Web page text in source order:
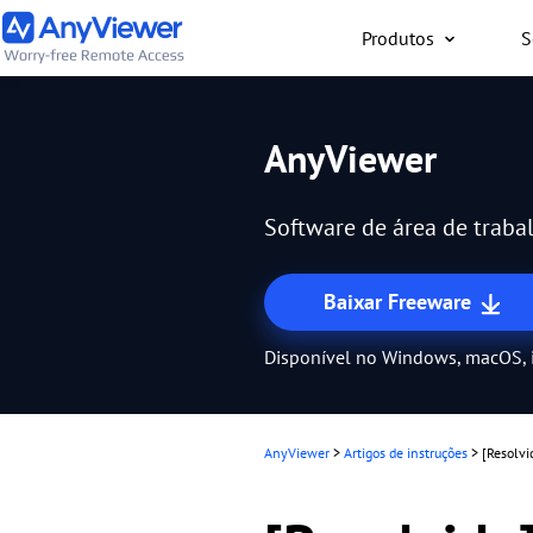
Produtos
PC/Mac/celular de
AnyViewer
Software de área de
Baixar Freeware
Disponível no Windows, macOS,
AnyViewer > Artigos de instruções >